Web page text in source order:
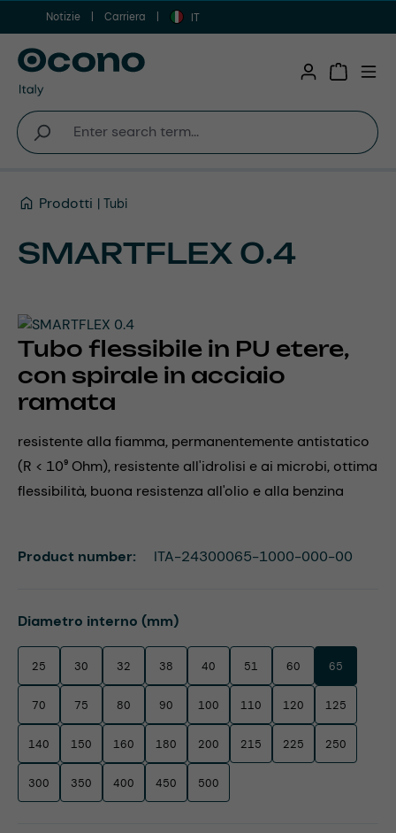
Vai al contenuto principale
Notizie Carriera IT
Prodotti Tubi
SMARTFLEX 0.4
Tubo flessibile in PU etere,
con spirale in acciaio
ramata
resistente alla fiamma, permanentemente antistatico
(R < 10⁹ Ohm), resistente all'idrolisi e ai microbi, ottima
flessibilità, buona resistenza all'olio e alla benzina
Select
Diametro interno (mm)
25 30 32 38 40 51 60 65
70 75 80 90 100 110 120 125
140 150 160 180 200 215 225 250
300 350 400 450 500
Product number: ITA-24300065-1000-000-00